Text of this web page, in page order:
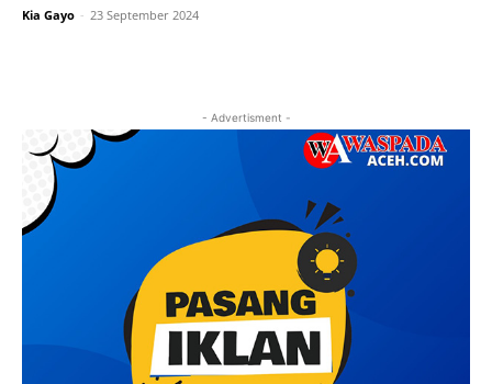
Kia Gayo - 23 September 2024
- Advertisment -